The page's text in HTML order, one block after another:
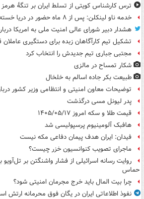
ترس کارشناس کویتی از تسلط ایران بر تنگۀ هرمز
خدمه ناو لینکلن: پس از ۸ ماه حضور در دریا خسته و درمانده‌ شدیم
هشدار دبیر شورای عالی امنیت ملی به امریکا
تشکیل تیم کارآگاهان زبده برای دستگیری عاملان
مجتبی جباری تیم جدیدش را انتخاب کرد
شکار تمساح در مالزی
طبیعت بکر جاده اسالم به خلخال
توضیحات معاون امنیتی و انتظامی وزیر کشور
پدر لیونل مسی درگذشت
قیمت طلا و سکه امروز ۱۴۰۵/۰۵/۱۷
هافبک آلومینیوم پرسپولیسی شد
فیدان: ایران هدف پیمان دفاعی مکه نیست
ماجرای تصویب کنوانسیون خزر چیست؟
روایت رسانه اسرائیلی از فشار واشنگتن بر
حماس
چرا بیت المال باید خرج مجرمان امنیتی شود؟
نفوذ اطلاعاتی ایران در یگان فوق محرمانه ارتش